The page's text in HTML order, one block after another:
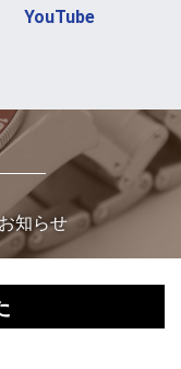
YouTube
知らせ